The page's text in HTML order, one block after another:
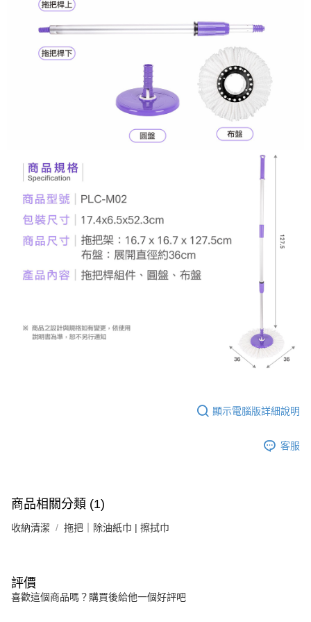
顯示電腦版詳細說明
客服
商品相關分類 (1)
收納清潔 拖把｜除油紙巾 | 擦拭巾
評價
喜歡這個商品嗎？購買後給他一個好評吧